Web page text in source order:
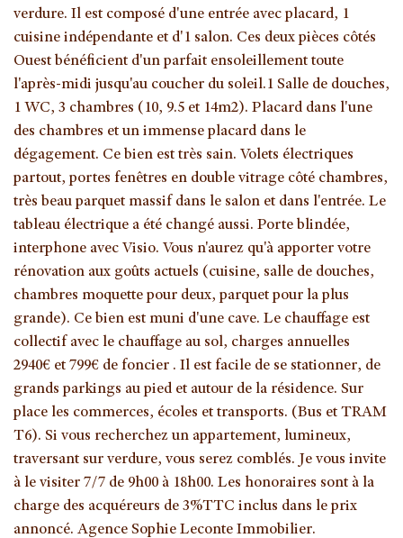
verdure. Il est composé d'une entrée avec placard, 1
cuisine indépendante et d'1 salon. Ces deux pièces côtés
Ouest bénéficient d'un parfait ensoleillement toute
l'après-midi jusqu'au coucher du soleil.1 Salle de douches,
1 WC, 3 chambres (10, 9.5 et 14m2). Placard dans l'une
des chambres et un immense placard dans le
dégagement. Ce bien est très sain. Volets électriques
partout, portes fenêtres en double vitrage côté chambres,
très beau parquet massif dans le salon et dans l'entrée. Le
tableau électrique a été changé aussi. Porte blindée,
interphone avec Visio. Vous n'aurez qu'à apporter votre
rénovation aux goûts actuels (cuisine, salle de douches,
chambres moquette pour deux, parquet pour la plus
grande). Ce bien est muni d'une cave. Le chauffage est
collectif avec le chauffage au sol, charges annuelles
2940€ et 799€ de foncier . Il est facile de se stationner, de
grands parkings au pied et autour de la résidence. Sur
place les commerces, écoles et transports. (Bus et TRAM
T6). Si vous recherchez un appartement, lumineux,
traversant sur verdure, vous serez comblés. Je vous invite
à le visiter 7/7 de 9h00 à 18h00. Les honoraires sont à la
charge des acquéreurs de 3%TTC inclus dans le prix
annoncé. Agence Sophie Leconte Immobilier.